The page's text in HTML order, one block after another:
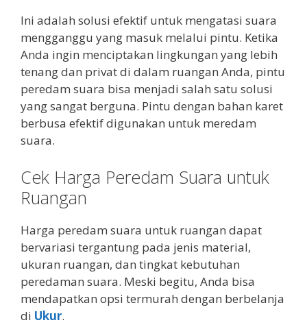
Ini adalah solusi efektif untuk mengatasi suara
mengganggu yang masuk melalui pintu. Ketika
Anda ingin menciptakan lingkungan yang lebih
tenang dan privat di dalam ruangan Anda, pintu
peredam suara bisa menjadi salah satu solusi
yang sangat berguna. Pintu dengan bahan karet
berbusa efektif digunakan untuk meredam
suara.
Cek Harga Peredam Suara untuk
Ruangan
Harga peredam suara untuk ruangan dapat
bervariasi tergantung pada jenis material,
ukuran ruangan, dan tingkat kebutuhan
peredaman suara. Meski begitu, Anda bisa
mendapatkan opsi termurah dengan berbelanja
di Ukur.